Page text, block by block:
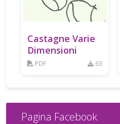
Castagne Varie
Dimensioni
PDF 63
Pagina Facebook